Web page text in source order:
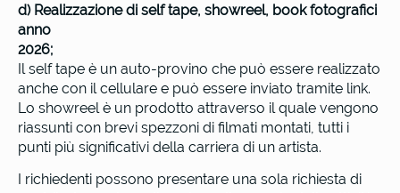
d) Realizzazione di self tape, showreel, book fotografici
anno
2026;
Il self tape è un auto-provino che può essere realizzato
anche con il cellulare e può essere inviato tramite link.
Lo showreel è un prodotto attraverso il quale vengono
riassunti con brevi spezzoni di filmati montati, tutti i
punti più significativi della carriera di un artista.
I richiedenti possono presentare una sola richiesta di